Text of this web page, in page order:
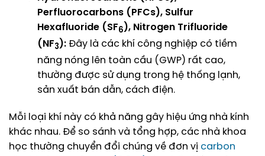
Perfluorocarbons (PFCs), Sulfur
Hexafluoride (SF6 ), Nitrogen Trifluoride
(NF3 ): Đây là các khí công nghiệp có tiềm
năng nóng lên toàn cầu (GWP) rất cao,
thường được sử dụng trong hệ thống lạnh,
sản xuất bán dẫn, cách điện.
Mỗi loại khí này có khả năng gây hiệu ứng nhà kính
khác nhau. Để so sánh và tổng hợp, các nhà khoa
học thường chuyển đổi chúng về đơn vị carbon